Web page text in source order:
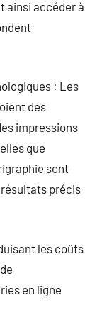
ainsi accéder à
: Les
des
impressions
que
sont
précis
les coûts
en ligne